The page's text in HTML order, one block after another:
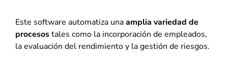
Este software automatiza unaamplia variedad de
procesostales como la incorporación de empleados,
la evaluación del rendimiento y la gestión de riesgos.